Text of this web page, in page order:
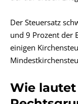
Der Steuersatz
und 9 Prozent der
einigen
Wie